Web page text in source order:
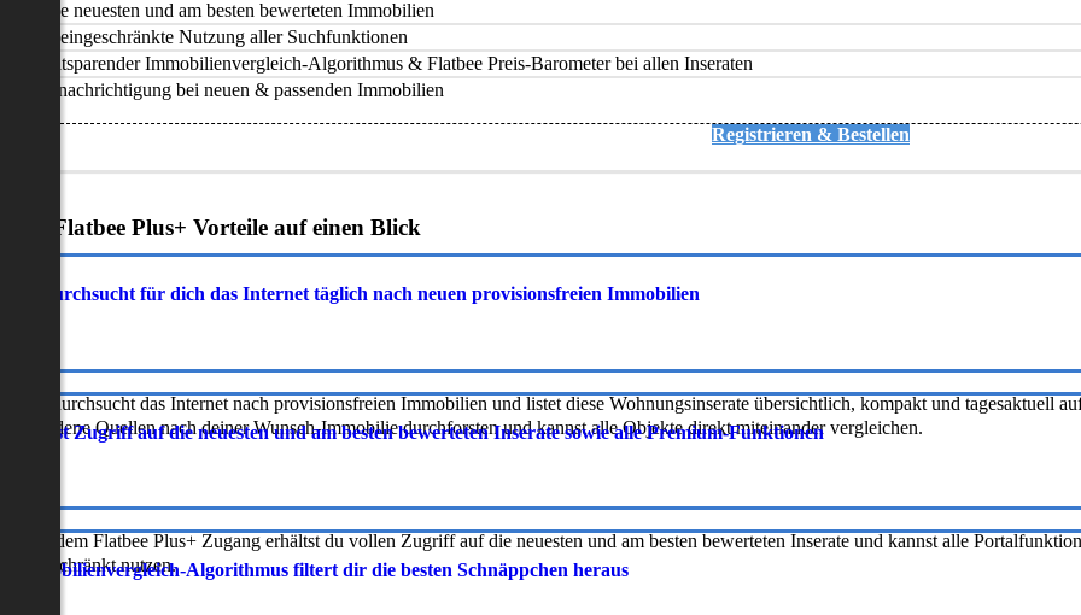
Alle neuesten und am besten bewerteten Immobilien
Uneingeschränkte Nutzung aller Suchfunktionen
Zeitsparender Immobilienvergleich-Algorithmus & Flatbee Preis-Barometer bei allen Inseraten
Benachrichtigung bei neuen & passenden Immobilien
Registrieren & Bestellen
Flatbee Plus+ Vorteile auf einen Blick
durchsucht für dich das Internet täglich nach neuen provisionsfreien Immobilien
durchsucht das Internet nach provisionsfreien Immobilien und listet diese Wohnungsinserate übersichtlich, kompakt und tagesaktuell
Quellen nach deiner Wunsch-Immobilie durchforsten und kannst alle Objekte direkt miteinander vergleichen.
erhältst Zugriff auf die neuesten und am besten bewerteten Inserate sowie alle Premium-Funktionen
mit dem Flatbee Plus+ Zugang erhältst du vollen Zugriff auf die neuesten und am besten bewerteten Inserate und kannst alle
nutzen.
Immobilienvergleich-Algorithmus filtert dir die besten Schnäppchen heraus